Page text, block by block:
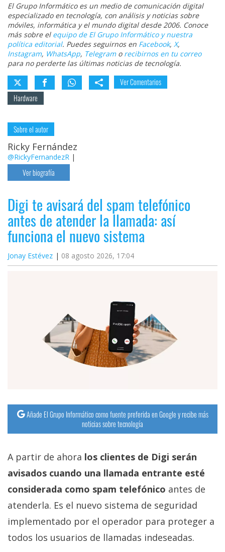
El Grupo Informático es un medio de comunicación digital
especializado en tecnología, con análisis y noticias sobre
móviles, informática y el mundo digital desde 2006. Conoce
más sobre el equipo de El Grupo Informático y nuestra
política editorial. Puedes seguirnos en Facebook, X,
Instagram, WhatsApp, Telegramo recibirnos en tu correo
para no perderte las últimas noticias de tecnología.
Ver Comentarios
Hardware
Sobre el autor
Ricky Fernández
@RickyFernandezR |
Ver biografía
Digi te avisará del spam telefónico
antes de atender la llamada: así
funciona el nuevo sistema
Jonay Estévez 08 agosto 2026, 17:04
Añade El Grupo Informático como fuente preferida en Google y recibe más
noticias sobre tecnología
A partir de ahora los clientes de Digi serán
avisados cuando una llamada entrante esté
considerada como spam telefónico antes de
atenderla. Es el nuevo sistema de seguridad
implementado por el operador para proteger a
todos los usuarios de llamadas indeseadas.